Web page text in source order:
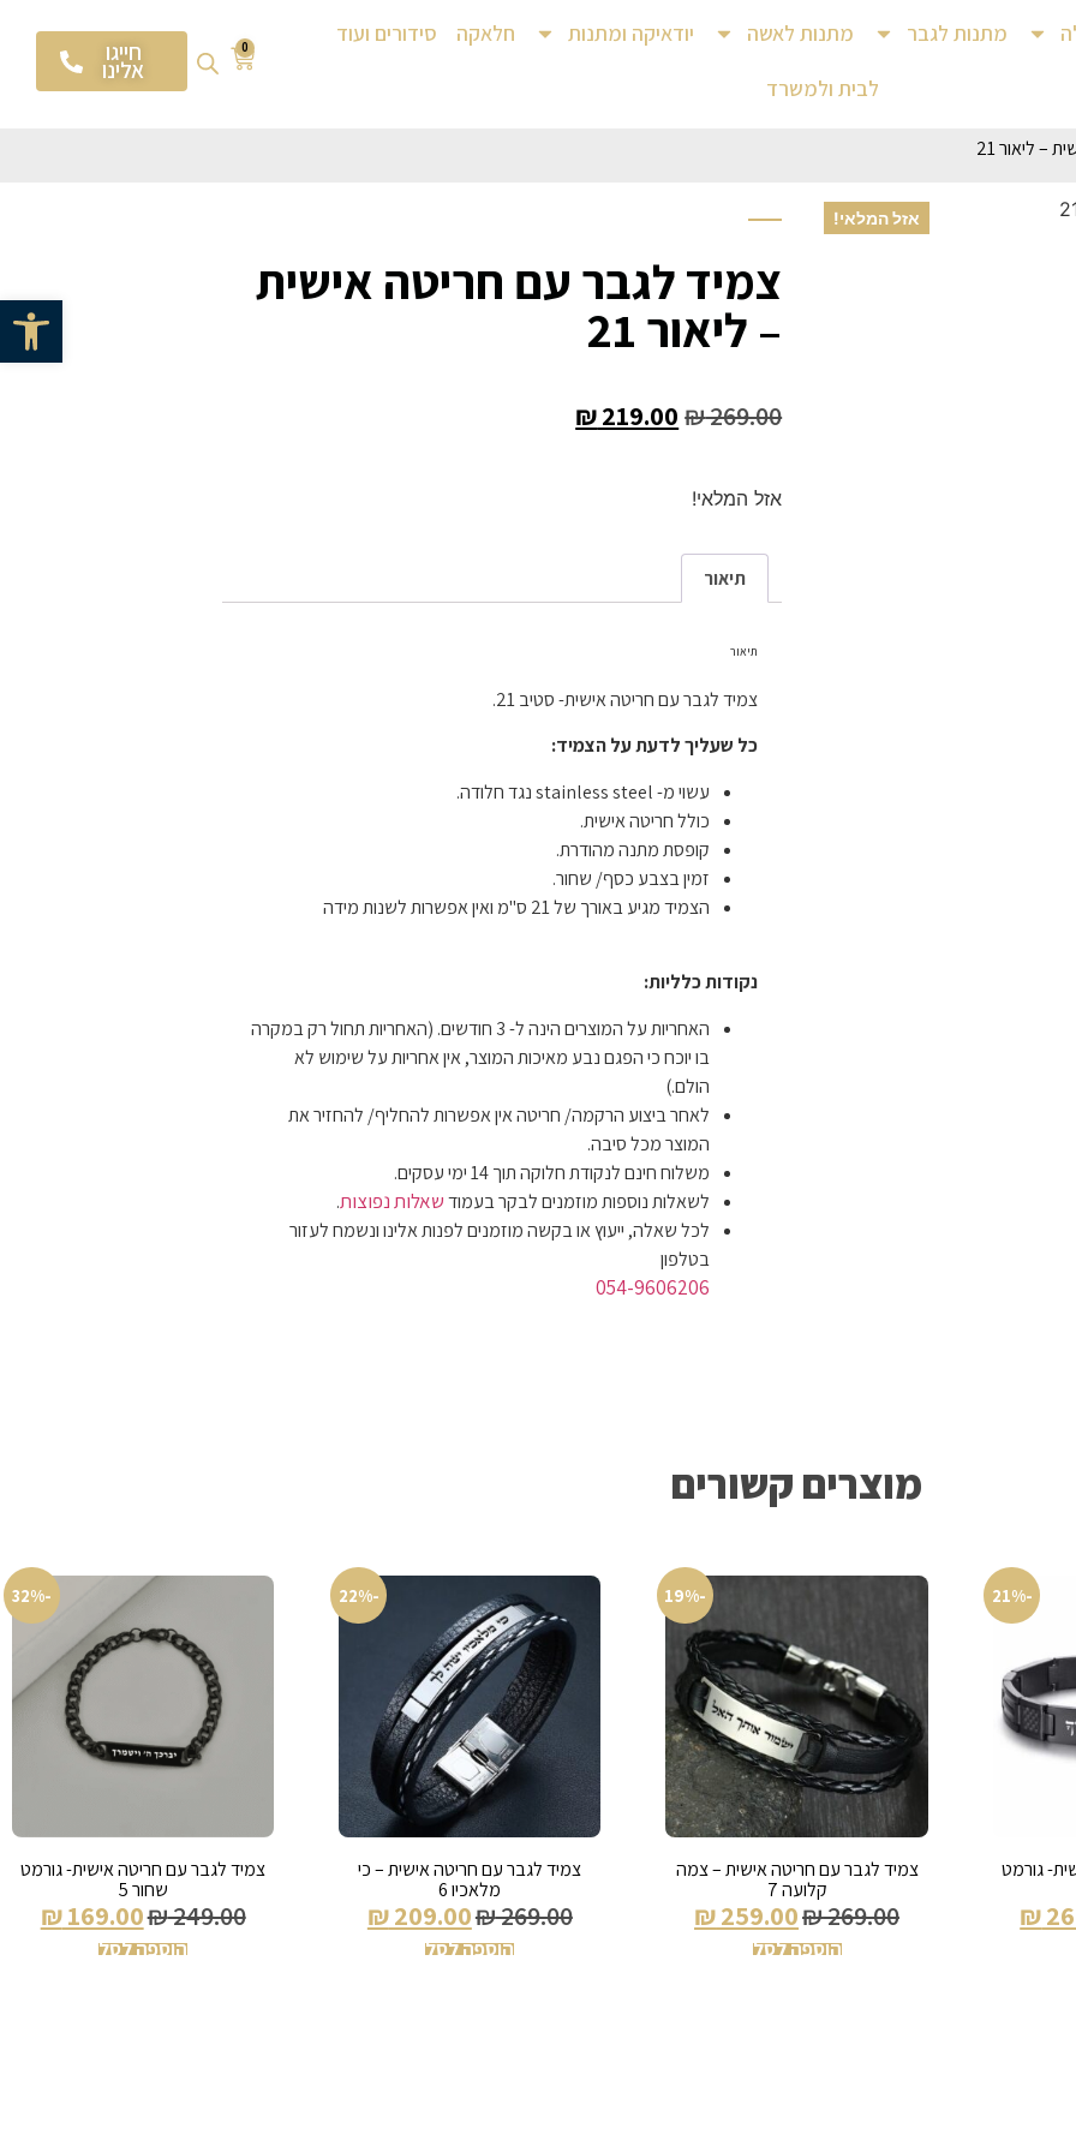
פתח
מתנות לגבר מתנות לאשה יודאיקה ומתנות חלאקה
סידורים ועוד
לבית ולמשרד
0 חייגו
אלינו
ליאור 21
אזל המלאי!
צמיד לגבר עם חריטה אישית
– ליאור 21
₪269.00
₪219.00
אזל המלאי!
תיאור
תיאור
צמיד לגבר עם חריטה אישית- סטיב 21.
כל שעליך לדעת על הצמיד:
עשוי מ- stainless steel נגד חלודה.
כולל חריטה אישית.
קופסת מתנה מהודרת.
זמין בצבע כסף/ שחור.
הצמיד מגיע באורך של 21 ס"מ ואין אפשרות לשנות מידה
נקודות כלליות:
האחריות על המוצרים הינה ל- 3 חודשים. (האחריות תחול רק במקרה
בו יוכח כי הפגם נבע מאיכות המוצר, אין אחריות על שימוש לא
הולם.)
לאחר ביצוע הרקמה/ חריטה אין אפשרות להחליף/ להחזיר את
המוצר מכל סיבה.
משלוח חינם לנקודת חלוקה תוך 14 ימי עסקים.
לשאלות נוספות מוזמנים לבקר בעמודשאלות נפוצות.
לכל שאלה, ייעוץ או בקשה מוזמנים לפנות אלינו ונשמח לעזור
בטלפון
054-9606206
מוצרים קשורים
-21%
גורמט
₪
-19%
צמיד לגבר עם חריטה אישית – צמה
קלועה 7
₪269.00
₪259.00
הוספה לסל
-22%
צמיד לגבר עם חריטה אישית – כי
מלאכיו 6
₪269.00
₪209.00
הוספה לסל
-32%
צמיד לגבר עם חריטה אישית- גורמט
שחור 5
₪249.00
₪169.00
הוספה לסל